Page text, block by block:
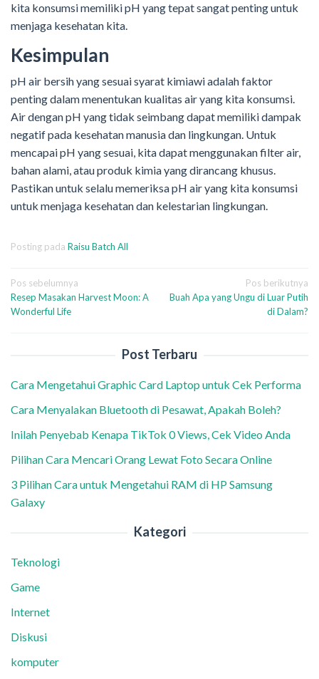
kita konsumsi memiliki pH yang tepat sangat penting untuk
menjaga kesehatan kita.
Kesimpulan
pH air bersih yang sesuai syarat kimiawi adalah faktor
penting dalam menentukan kualitas air yang kita konsumsi.
Air dengan pH yang tidak seimbang dapat memiliki dampak
negatif pada kesehatan manusia dan lingkungan. Untuk
mencapai pH yang sesuai, kita dapat menggunakan filter air,
bahan alami, atau produk kimia yang dirancang khusus.
Pastikan untuk selalu memeriksa pH air yang kita konsumsi
untuk menjaga kesehatan dan kelestarian lingkungan.
Posting pada Raisu Batch All
Navigasi
pos
Pos sebelumnya
Resep Masakan Harvest Moon: A
Wonderful Life
Pos berikutnya
Buah Apa yang Ungu di Luar Putih
di Dalam?
Post Terbaru
Cara Mengetahui Graphic Card Laptop untuk Cek Performa
Cara Menyalakan Bluetooth di Pesawat, Apakah Boleh?
Inilah Penyebab Kenapa TikTok 0 Views, Cek Video Anda
Pilihan Cara Mencari Orang Lewat Foto Secara Online
3 Pilihan Cara untuk Mengetahui RAM di HP Samsung
Galaxy
Kategori
Teknologi
Game
Internet
Diskusi
komputer